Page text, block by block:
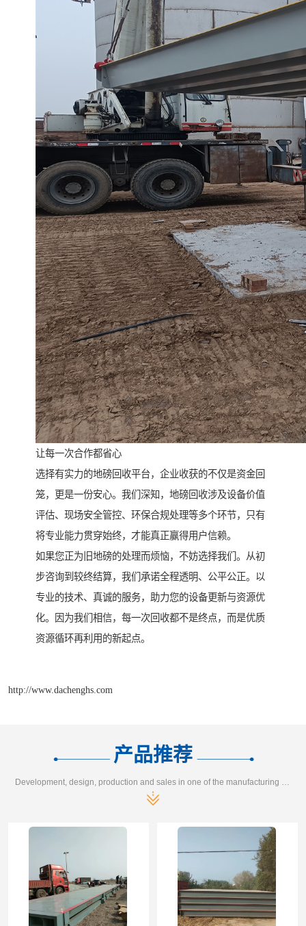
让每一次合作都省心
选择有实力的地磅回收平台，企业收获的不仅是资金回
笼，更是一份安心。我们深知，地磅回收涉及设备价值
评估、现场安全管控、环保合规处理等多个环节，只有
将专业能力贯穿始终，才能真正赢得用户信赖。
如果您正为旧地磅的处理而烦恼，不妨选择我们。从初
步咨询到较终结算，我们承诺全程透明、公平公正。以
专业的技术、真诚的服务，助力您的设备更新与资源优
化。因为我们相信，每一次回收都不是终点，而是优质
资源循环再利用的新起点。
http://www.dachenghs.com
产品推荐